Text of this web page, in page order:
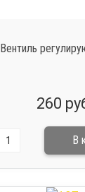
Вентиль
260